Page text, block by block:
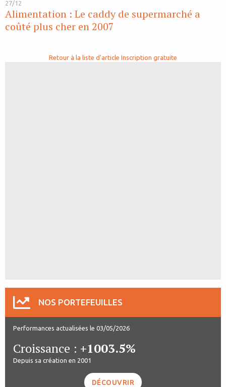
27/12
Alimentation : Le caddy de supermarché a
coûté plus cher en 2007
Retour à la liste d'article Inscription gratuite
NOS PORTEFEUILLES
Performances actualisées le 03/05/2026
Croissance : +1003.5%
Depuis sa création en 2001
DÉCOUVRIR